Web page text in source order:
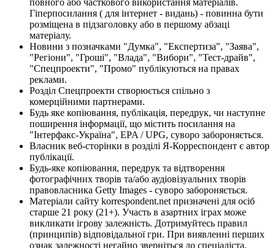
Гіперпосилання ( для інтернет - видань) - повинна бути
розміщена в підзаголовку або в першому абзаці
матеріалу.
Новини з позначками "Думка", "Експертиза", "Заява",
"Регіони", "Гроші", "Влада", "Вибори", "Тест-драйв",
"Спецпроекти", "Промо" публікуються на правах
реклами.
Розділ Спецпроекти створюється спільно з
комерційними партнерами.
Будь яке копіювання, публікація, передрук, чи наступне
поширення інформації, що містить посилання на
"Інтерфакс-Україна", EPA / UPG, суворо забороняється.
Власник веб-сторінки в розділі Я-Корреспондент є автор
публікації.
Будь-яке копіювання, передрук та відтворення
фотографічних творів та/або аудіовізуальних творів
правовласника Getty Images - суворо забороняється.
Матеріали сайту korrespondent.net призначені для осіб
старше 21 року (21+). Участь в азартних іграх може
викликати ігрову залежність. Дотримуйтесь правил
(принципів) відповідальної гри. При виявленні перших
ознак залежності негайно зверніться до спеціаліста.